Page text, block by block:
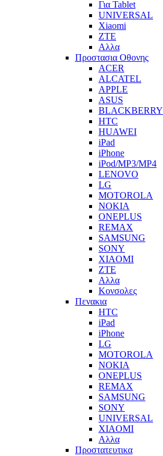
Για Tablet
UNIVERSAL
Xiaomi
ZTE
Αλλα
Προστασια Οθονης
ACER
ALCATEL
APPLE
ASUS
BLACKBERRY
HTC
HUAWEI
iPad
iPhone
iPod/MP3/MP4
LENOVO
LG
MOTOROLA
NOKIA
ONEPLUS
REMAX
SAMSUNG
SONY
XIAOMI
ZTE
Αλλα
Κονσολες
Πενακια
HTC
iPad
iPhone
LG
MOTOROLA
NOKIA
ONEPLUS
REMAX
SAMSUNG
SONY
UNIVERSAL
XIAOMI
Αλλα
Προστατευτικα